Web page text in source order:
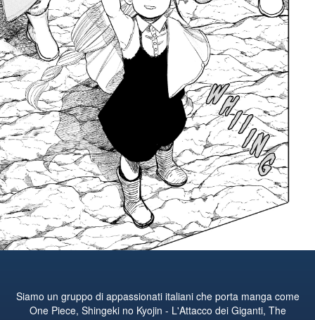
Siamo un gruppo di appassionati italiani che porta manga come
One Piece, Shingeki no Kyojin - L'Attacco dei Giganti, The